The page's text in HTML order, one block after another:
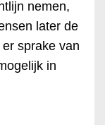
nemen,
later de
sprake van
in